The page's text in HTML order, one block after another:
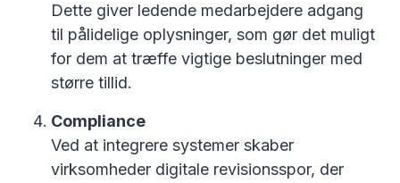
Dette giver ledende medarbejdere adgang
til pålidelige oplysninger, som gør det muligt
for dem at træffe vigtige beslutninger med
større tillid.
Compliance
Ved at integrere systemer skaber
virksomheder digitale revisionsspor, der